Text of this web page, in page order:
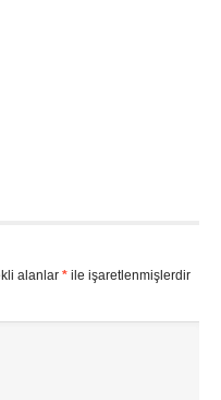
alanlar *ile işaretlenmişlerdir